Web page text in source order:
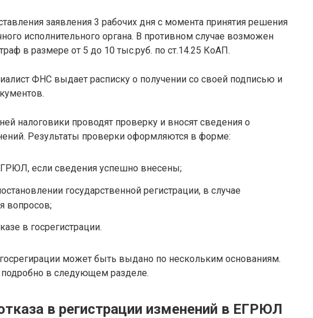
заявления 3 рабочих дня с момента принятия решения
исполнительного органа. В противном случае возможен
в размере от 5 до 10 тыс.руб. по ст.14.25 КоАП.
ФНС выдает расписку о получении со своей подписью и
налоговики проводят проверку и вносят сведения о
Результаты проверки оформляются в форме:
если сведения успешно внесены;
государственной регистрации, в случае
вопросов;
в госрегистрации.
может быть выдано по нескольким основаниям.
в следующем разделе.
в регистрации изменений в ЕГРЮЛ